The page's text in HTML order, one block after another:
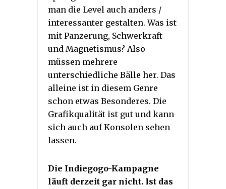
man die Level auch anders /
interessanter gestalten. Was ist
mit Panzerung, Schwerkraft
und Magnetismus? Also
müssen mehrere
unterschiedliche Bälle her. Das
alleine ist in diesem Genre
schon etwas Besonderes. Die
Grafikqualität ist gut und kann
sich auch auf Konsolen sehen
lassen.
Die Indiegogo-Kampagne
läuft derzeit gar nicht. Ist das